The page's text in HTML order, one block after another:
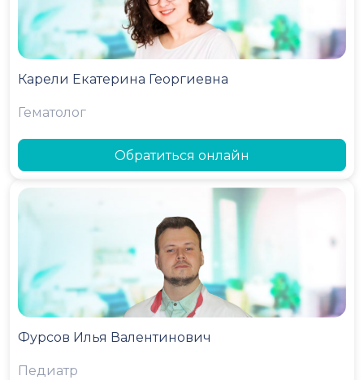
Карели Екатерина Георгиевна
Гематолог
Обратиться онлайн
Фурсов Илья Валентинович
Педиатр